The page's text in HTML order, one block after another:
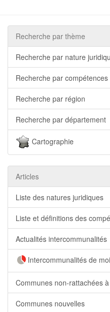
Recherche par thème
Recherche par nature
Recherche par compétences
Recherche par région
Recherche par département
Cartographie
Articles
Liste des natures juridiques
Liste et définitions des
Actualités intercommunalités
Intercommunalités de
Communes non-rattachées
Communes nouvelles